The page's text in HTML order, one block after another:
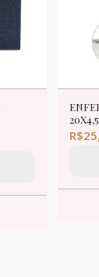
R$